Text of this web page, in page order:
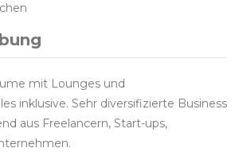
mit Lounges und
inklusive. Sehr diversifizierte Business
aus Freelancern, Start-ups,